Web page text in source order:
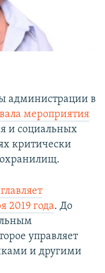
администрации в
мероприятия
и социальных
критически
2019 года. До
управляет
и другими